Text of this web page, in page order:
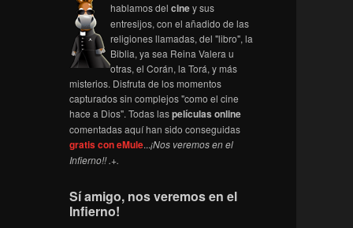
hablamos del ciney sus
entresijos, con el añadido de las
religiones llamadas, del "libro", la
Biblia, ya sea Reina Valera u
otras, el Corán, la Torá, y más
misterios. Disfruta de los momentos
capturados sin complejos "como el cine
hace a Dios". Todas laspelículas online
comentadas aquí han sido conseguidas
gratis con eMule...¡Nos veremos en el
Infierno!! .+.
Sí amigo, nos veremos en el
Infierno!